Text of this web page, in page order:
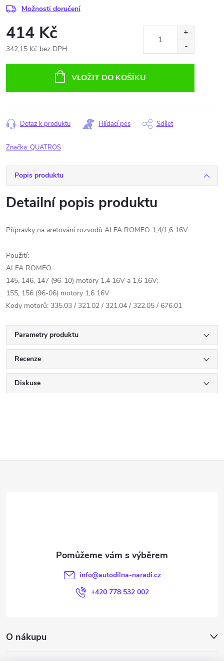
Možnosti doručení
414 Kč
342,15 Kč bez DPH
VLOŽIT DO KOŠÍKU
Dotaz k produktu Hlídací pes Sdílet
Značka:QUATROS
Popis produktu
Detailní popis produktu
Přípravky na aretování rozvodů ALFA ROMEO 1,4/1,6 16V
Použití:
ALFA ROMEO:
145, 146, 147 (96-10) motory 1,4 16V a 1,6 16V;
155, 156 (96-06) motory 1,6 16V
Kody motorů: 335.03 / 321.02 / 321.04 / 322.05 / 676.01
Parametry produktu
Recenze
Diskuse
info@autodilna-naradi.cz
+420 778 532 002
O nákupu